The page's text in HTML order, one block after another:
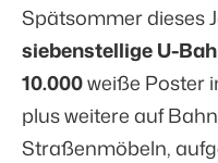
Spätsommer dieses
siebenstellige U-
10.000weiße Poster
plus weitere auf
Straßenmöbeln,